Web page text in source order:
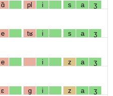
ɑ̃ pl i s a ʒ
e tʁ i s a ʒ
e i z a ʒ
ɛ g i z a ʒ